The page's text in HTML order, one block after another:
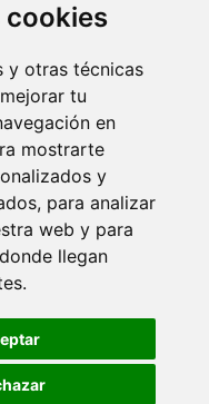
cookies
y otras técnicas
tu
en
mostrarte
y
para analizar
web y para
llegan